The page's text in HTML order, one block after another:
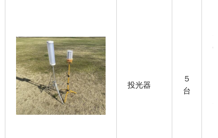
投光器
５
台